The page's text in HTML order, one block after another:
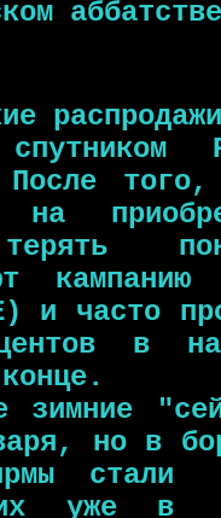
распродажи
спутником
После того,
на
и часто
в
зимние
но в
стали
их уже в